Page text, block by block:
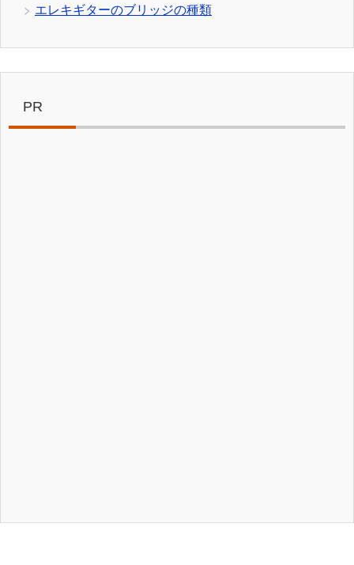
エレキギターのブリッジの種類
PR